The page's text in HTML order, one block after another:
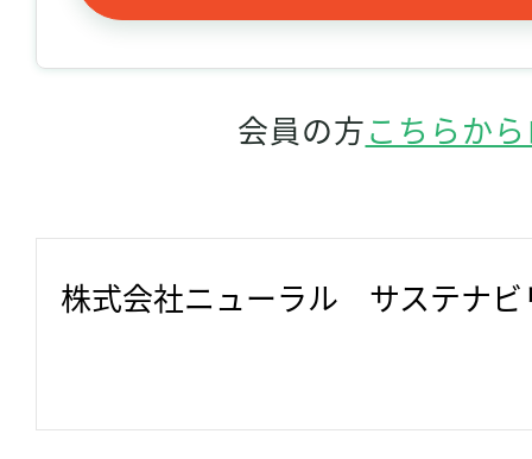
会員の方こちらか
株式会社ニューラル　サステナ